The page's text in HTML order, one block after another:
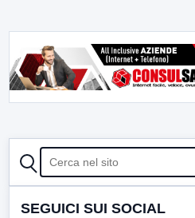
CERCA
SEGUICI SUI SOCIAL